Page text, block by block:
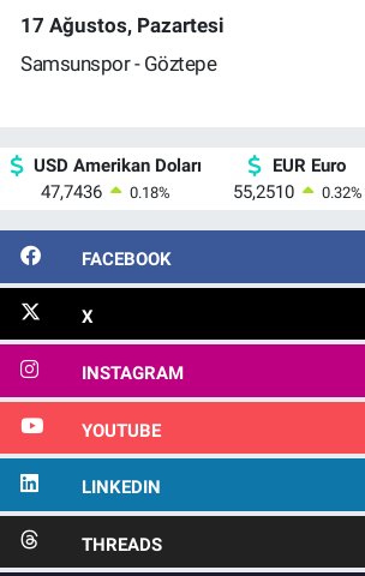
17 Ağustos, Pazartesi
Samsunspor - Göztepe
USD Amerikan Doları
47,7436
0.18%
EUR Euro
55,2510
0.32%
FACEBOOK
X
INSTAGRAM
YOUTUBE
LINKEDIN
THREADS